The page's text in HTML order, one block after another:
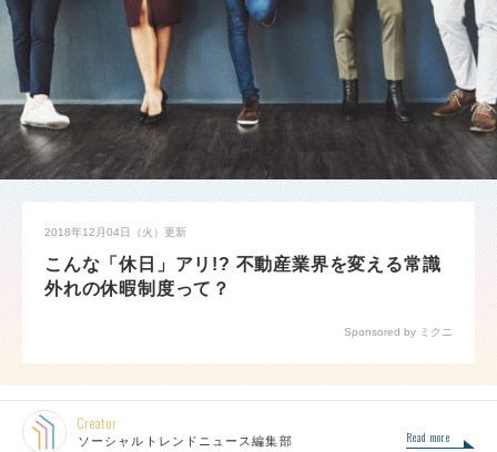
2018年12月04日（火） 更新
こんな「休日」アリ!? 不動産業界を変える常識
外れの休暇制度って？
Sponsored by ミクニ
Creator
ソーシャルトレンドニュース編集部 Read more